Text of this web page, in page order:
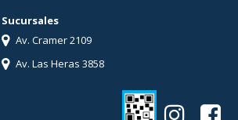
Sucursales
Av. Cramer 2109
Av. Las Heras 3858